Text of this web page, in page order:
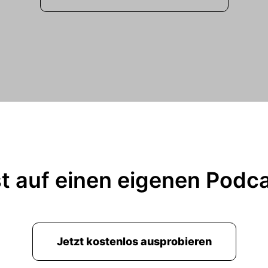
auf einen eigenen
Jetzt kostenlos ausprobieren